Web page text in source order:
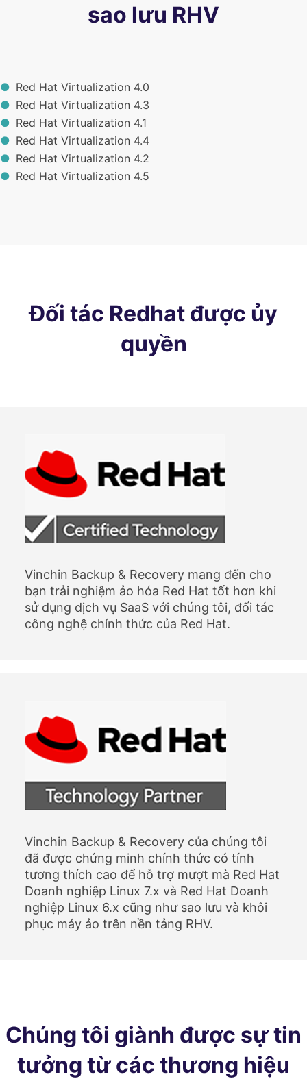
sao lưu RHV
Red Hat Virtualization 4.0
Red Hat Virtualization 4.3
Red Hat Virtualization 4.1
Red Hat Virtualization 4.4
Red Hat Virtualization 4.2
Red Hat Virtualization 4.5
Đối tác Redhat được ủy
quyền
Vinchin Backup & Recovery mang đến cho
bạn trải nghiệm ảo hóa Red Hat tốt hơn khi
sử dụng dịch vụ SaaS với chúng tôi, đối tác
công nghệ chính thức của Red Hat.
Vinchin Backup & Recovery của chúng tôi
đã được chứng minh chính thức có tính
tương thích cao để hỗ trợ mượt mà Red Hat
Doanh nghiệp Linux 7.x và Red Hat Doanh
nghiệp Linux 6.x cũng như sao lưu và khôi
phục máy ảo trên nền tảng RHV.
Chúng tôi giành được sự tin
tưởng từ các thương hiệu